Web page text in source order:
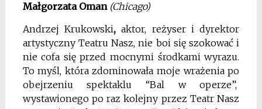
Małgorzata Oman (Chicago)
Andrzej Krukowski, aktor, reżyser i dyrektor
artystyczny Teatru Nasz, nie boi się szokować i
nie cofa się przed mocnymi środkami wyrazu.
To myśl, która zdominowała moje wrażenia po
obejrzeniu spektaklu “Bal w operze”,
wystawionego po raz kolejny przez Teatr Nasz